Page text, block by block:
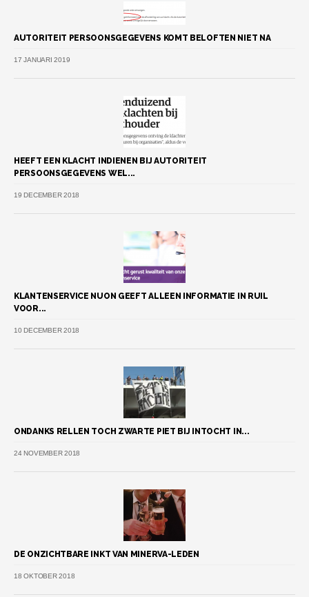
AUTORITEIT PERSOONSGEGEVENS KOMT BELOFTEN NIET NA
17 JANUARI 2019
HEEFT EEN KLACHT INDIENEN BIJ AUTORITEIT
PERSOONSGEGEVENS WEL...
19 DECEMBER 2018
KLANTENSERVICE NUON GEEFT ALLEEN INFORMATIE IN RUIL
VOOR...
10 DECEMBER 2018
ONDANKS RELLEN TOCH ZWARTE PIET BIJ INTOCHT IN...
24 NOVEMBER 2018
DE ONZICHTBARE INKT VAN MINERVA-LEDEN
18 OKTOBER 2018